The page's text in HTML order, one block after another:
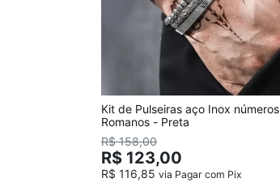
Kit de Pulseiras aço Inox números
Romanos - Preta
R$ 158,00
R$ 123,00
R$ 116,85 via Pagar com Pix